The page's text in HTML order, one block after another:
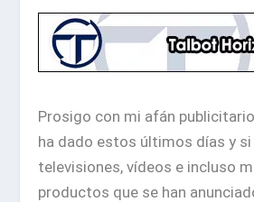
Prosigo con mi afán
ha dado estos últimos días y
televisiones, vídeos e incluso
productos que se han